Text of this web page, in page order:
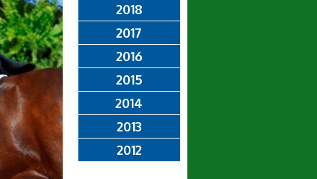
2018
2017
2016
2015
2014
2013
2012